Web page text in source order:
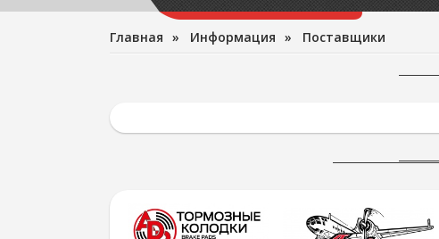
Главная » Информация » Поставщики